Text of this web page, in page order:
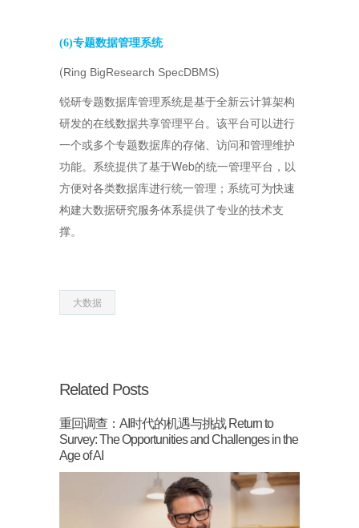
(6)专题数据管理系统
(Ring BigResearch SpecDBMS)
锐研专题数据库管理系统是基于全新云计算架构
研发的在线数据共享管理平台。该平台可以进行
一个或多个专题数据库的存储、访问和管理维护
功能。系统提供了基于Web的统一管理平台，以
方便对各类数据库进行统一管理；系统可为快速
构建大数据研究服务体系提供了专业的技术支
撑。
大数据
Related Posts
重回调查：AI时代的机遇与挑战 Return to
Survey: The Opportunities and Challenges in the
Age of AI